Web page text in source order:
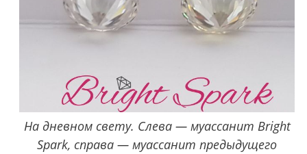
На дневном свету. Слева — муассанит Bright
Spark, справа — муассанит предыдущего